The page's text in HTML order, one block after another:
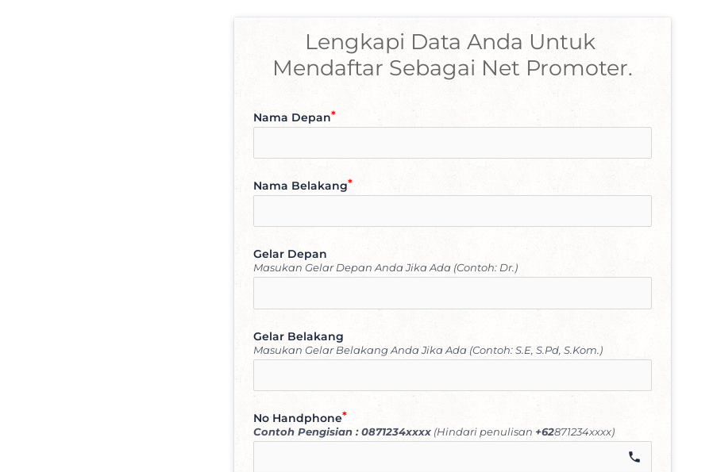
Lengkapi Data Anda Untuk
Mendaftar Sebagai Net Promoter.
Nama Depan
Nama Belakang
Gelar Depan
Masukan Gelar Depan Anda Jika Ada (Contoh: Dr.)
Gelar Belakang
Masukan Gelar Belakang Anda Jika Ada (Contoh: S.E, S.Pd, S.Kom.)
No Handphone
Contoh Pengisian : 0871234xxxx (Hindari penulisan +62871234xxxx)
call